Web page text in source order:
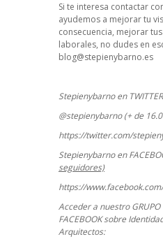
Si te interesa contactar
ayudemos a mejorar tu
consecuencia, mejorar
laborales, no dudes en
blog@stepienybarno.es
Stepienybarno en TWITTER
@stepienybarno (+ de
https://twitter.com/
Stepienybarno en
seguidores)
https://
Acceder a nuestro GRUPO
FACEBOOK sobre
Arquitectos: